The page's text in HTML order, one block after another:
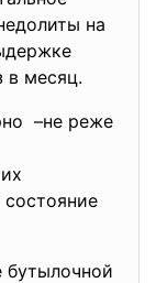
на
в месяц.
–не реже
бутылочной